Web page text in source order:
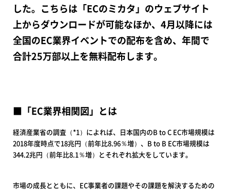
した。こちらは「ECのミカタ」のウェブサイト
上からダウンロードが可能なほか、4月以降には
全国のEC業界イベントでの配布を含め、年間で
合計25万部以上を無料配布します。
​​■「EC業界相関図」とは
経済産業省の調査（*1）によれば、日本国内のB to C EC市場規模は
2018年度時点で18兆円（前年比8.96％増）、B to B EC市場規模は
344.2兆円（前年比8.1％増）とそれぞれ拡大をしています。
市場の成長とともに、EC事業者の課題やその課題を解決するための